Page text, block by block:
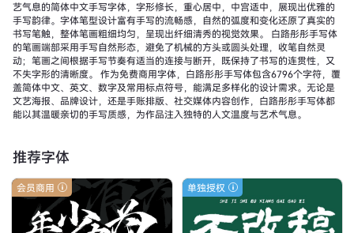
艺气息的简体中文手写字体，字形修长，重心居中，中宫适中，展现出优雅的
手写韵律。字体笔型设计富有手写的流畅感，自然的弧度和变化还原了真实的
书写笔触，整体笔画粗细均匀，呈现出纤细清秀的视觉效果。 白路彤彤手写体
的笔画端部采用手写自然形态，避免了机械的方头或圆头处理，收笔自然灵
动；笔画之间根据手写节奏有适当的连接与断开，既保持了书写的连贯性，又
不失字形的清晰度。 作为免费商用字体，白路彤彤手写体包含6796个字符，覆
盖简体中文、英文、数字及常用标点符号，能满足多样化的设计需求。无论是
文艺海报、品牌设计，还是手账排版、社交媒体内容创作，白路彤彤手写体都
能以其温暖亲切的手写质感，为作品注入独特的人文温度与艺术气息。
推荐字体
会员商用 单独授权